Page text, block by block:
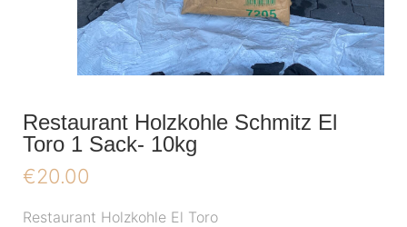
Restaurant Holzkohle Schmitz El
Toro 1 Sack- 10kg
€20.00
Restaurant Holzkohle El Toro